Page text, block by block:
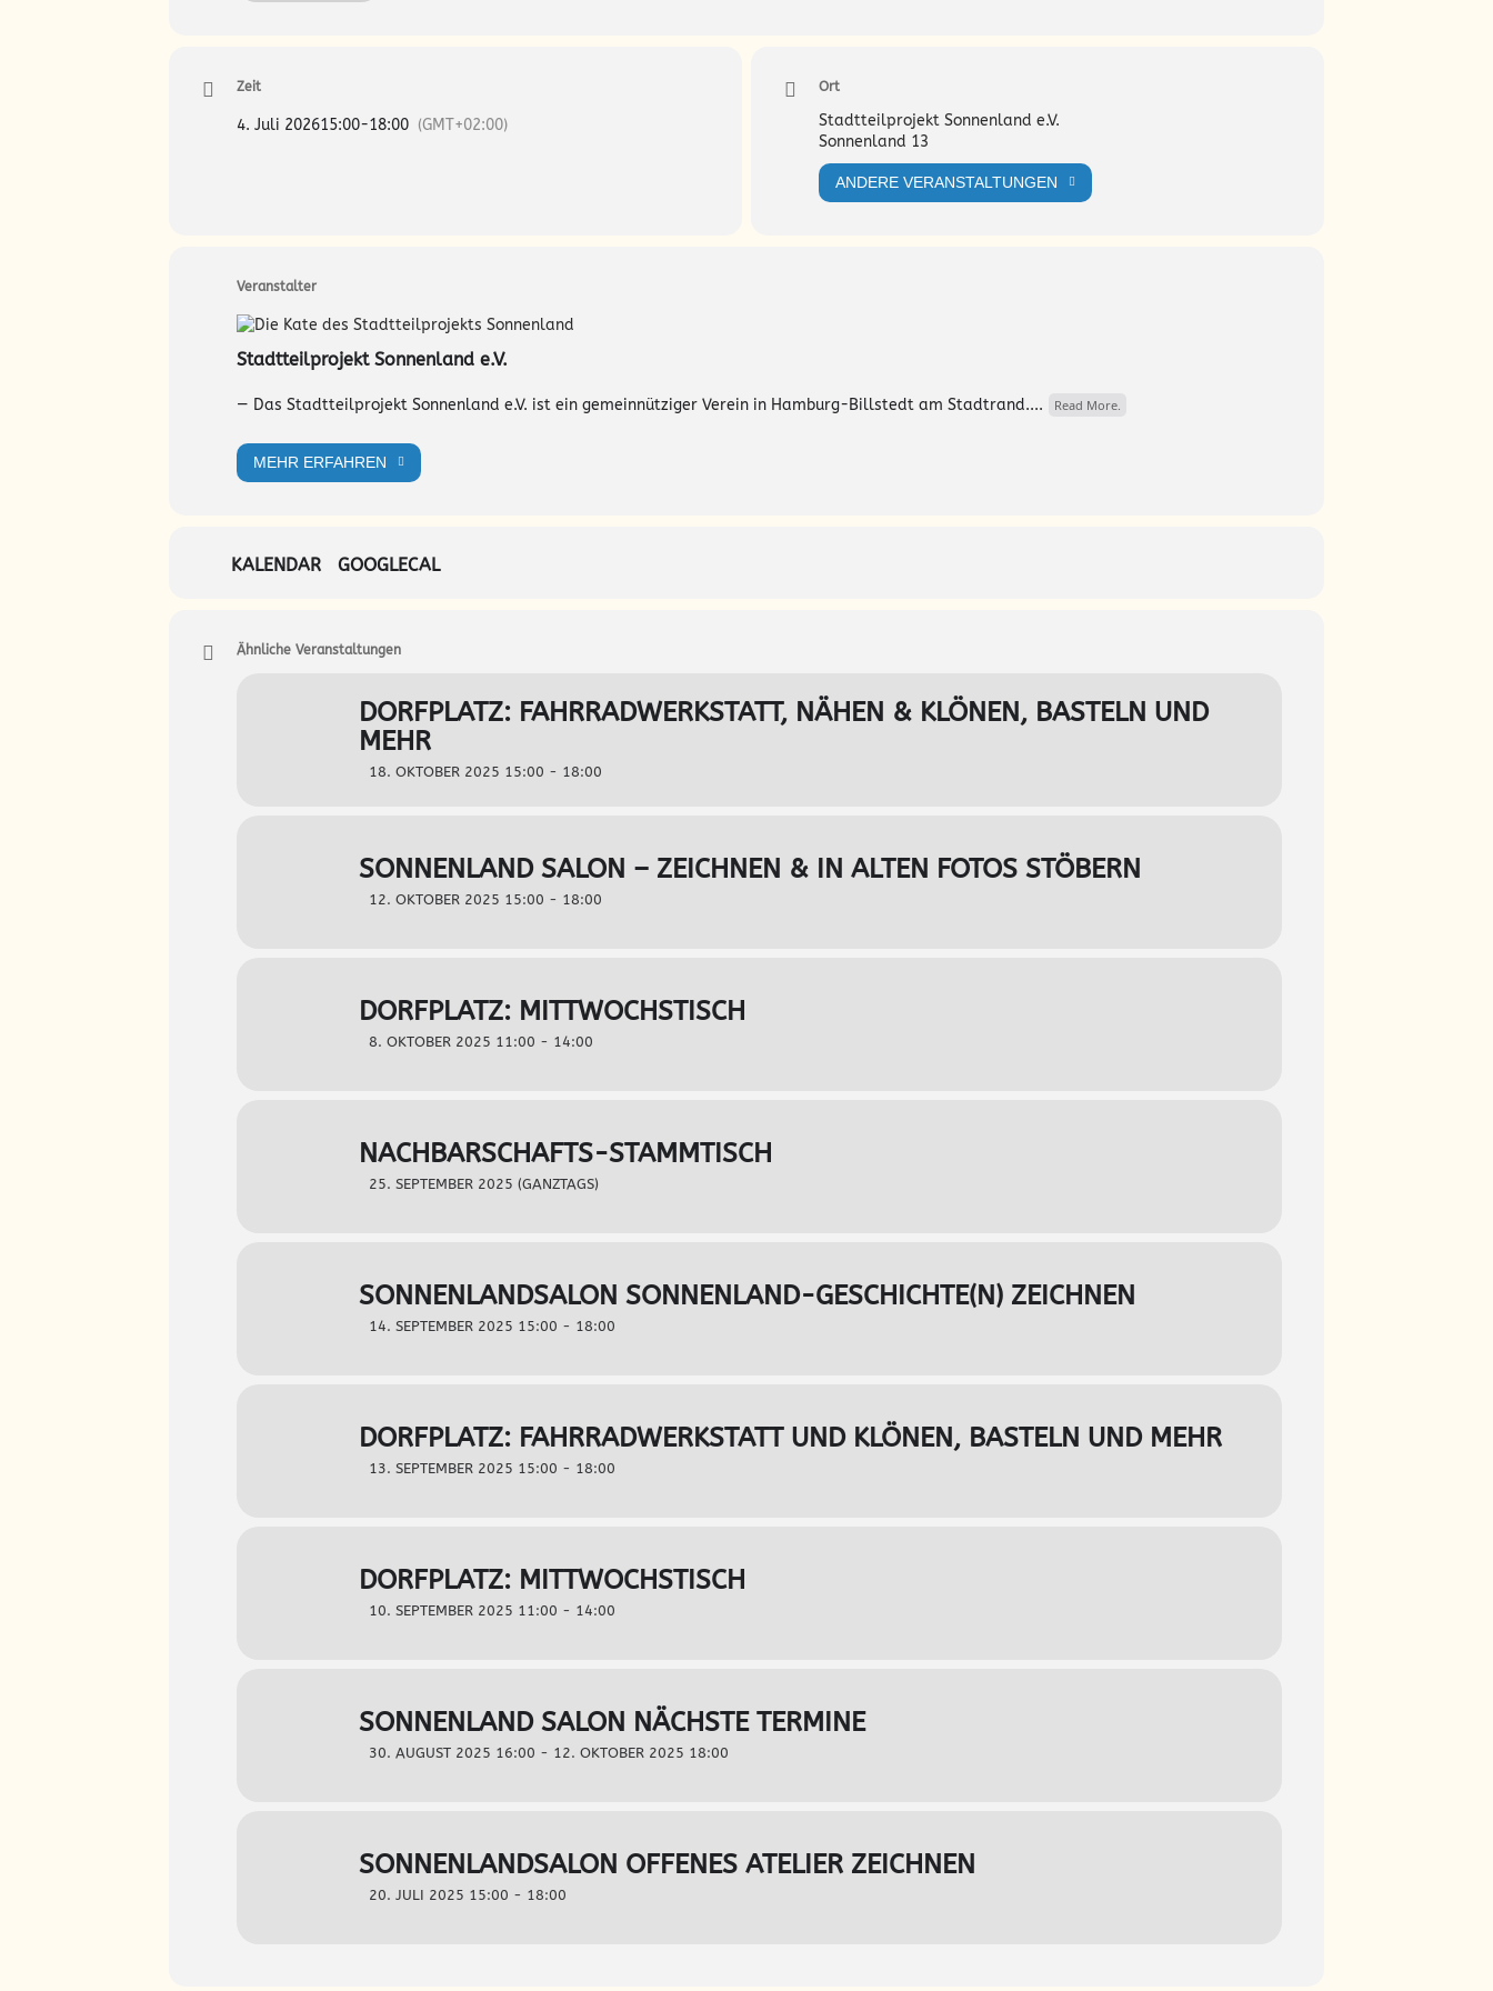
Kontakt: info@sonnenland-hamburg.de Tel.: 0178 88 99 118
Zeit
4. Juli 202615:00-18:00 (GMT+02:00)
Ort
Stadtteilprojekt Sonnenland e.V.
Sonnenland 13
ANDERE VERANSTALTUNGEN
Veranstalter
Stadtteilprojekt Sonnenland e.V.
— Das Stadtteilprojekt Sonnenland e.V. ist ein gemeinnütziger Verein in Hamburg-Billstedt am Stadtrand.... Read More.
MEHR ERFAHREN
KALENDAR GOOGLECAL
Ähnliche Veranstaltungen
DORFPLATZ: FAHRRADWERKSTATT, NÄHEN & KLÖNEN, BASTELN UND
MEHR
18. OKTOBER 2025 15:00 - 18:00
SONNENLAND SALON – ZEICHNEN & IN ALTEN FOTOS STÖBERN
12. OKTOBER 2025 15:00 - 18:00
DORFPLATZ: MITTWOCHSTISCH
8. OKTOBER 2025 11:00 - 14:00
NACHBARSCHAFTS-STAMMTISCH
25. SEPTEMBER 2025 (GANZTAGS)
SONNENLANDSALON SONNENLAND-GESCHICHTE(N) ZEICHNEN
14. SEPTEMBER 2025 15:00 - 18:00
DORFPLATZ: FAHRRADWERKSTATT UND KLÖNEN, BASTELN UND MEHR
13. SEPTEMBER 2025 15:00 - 18:00
DORFPLATZ: MITTWOCHSTISCH
10. SEPTEMBER 2025 11:00 - 14:00
SONNENLAND SALON NÄCHSTE TERMINE
30. AUGUST 2025 16:00 - 12. OKTOBER 2025 18:00
SONNENLANDSALON OFFENES ATELIER ZEICHNEN
20. JULI 2025 15:00 - 18:00